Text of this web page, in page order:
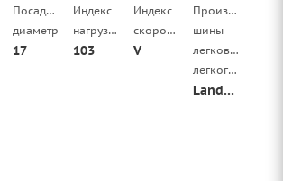
Посадочный
диаметр
17
Индекс
нагрузки
103
Индекс
скорости
V
Производитель
шины
легковой/
легкогрузовой
Landspider